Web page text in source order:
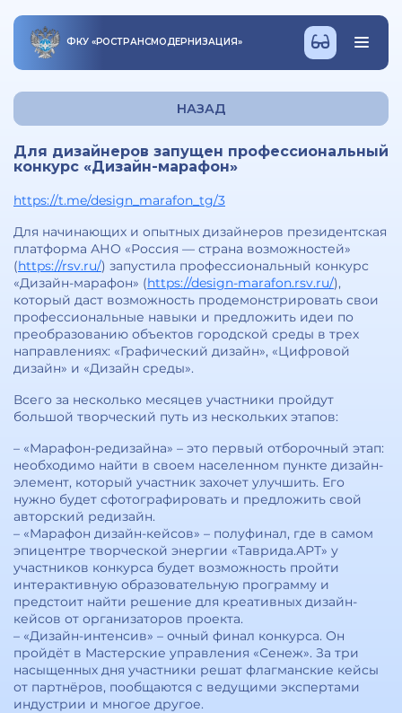
ФКУ «РОСТРАНСМОДЕРНИЗАЦИЯ»
НАЗАД
Для дизайнеров запущен профессиональный
конкурс «Дизайн-марафон»
https://t.me/design_marafon_tg/3
Для начинающих и опытных дизайнеров президентская
платформа АНО «Россия — страна возможностей»
(https://rsv.ru/) запустила профессиональный конкурс
«Дизайн-марафон» (https://design-marafon.rsv.ru/),
который даст возможность продемонстрировать свои
профессиональные навыки и предложить идеи по
преобразованию объектов городской среды в трех
направлениях: «Графический дизайн», «Цифровой
дизайн» и «Дизайн среды».
Всего за несколько месяцев участники пройдут
большой творческий путь из нескольких этапов:
– «Марафон-редизайна» – это первый отборочный этап:
необходимо найти в своем населенном пункте дизайн-
элемент, который участник захочет улучшить. Его
нужно будет сфотографировать и предложить свой
авторский редизайн.
– «Марафон дизайн-кейсов» – полуфинал, где в самом
эпицентре творческой энергии «Таврида.АРТ» у
участников конкурса будет возможность пройти
интерактивную образовательную программу и
предстоит найти решение для креативных дизайн-
кейсов от организаторов проекта.
– «Дизайн-интенсив» – очный финал конкурса. Он
пройдёт в Мастерские управления «Сенеж». За три
насыщенных дня участники решат флагманские кейсы
от партнёров, пообщаются с ведущими экспертами
индустрии и многое другое.